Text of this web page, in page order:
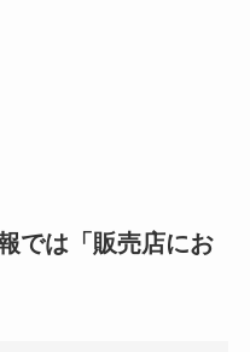
では「販売店にお